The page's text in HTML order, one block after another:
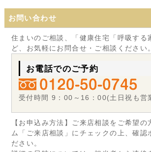
お問い合わせ
住まいのご相談、「健康住宅「呼吸する
ど、お気軽にお問合せ・ご相談ください。
お電話でのご予約
受付時間 9：00～16：00(土日祝も営
【お申込み方法】ご来店相談をご希望の
ム「ご来店相談」にチェックの上、確認
ださい。